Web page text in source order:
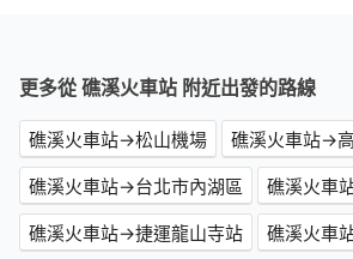
更多從 礁溪火車站 附近出發的路線
礁溪火車站→松山機場
礁溪火車站→
礁溪火車站→台北市內湖區
礁溪火車
礁溪火車站→捷運龍山寺站
礁溪火車